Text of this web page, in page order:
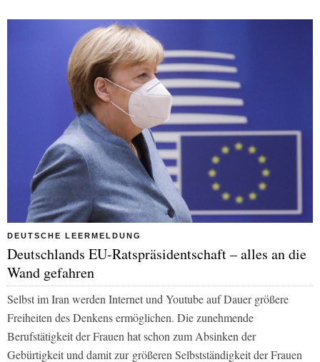
DEUTSCHE LEERMELDUNG
Deutschlands EU-Ratspräsidentschaft – alles an die
Wand gefahren
Selbst im Iran werden Internet und Youtube auf Dauer größere
Freiheiten des Denkens ermöglichen. Die zunehmende
Berufstätigkeit der Frauen hat schon zum Absinken der
Gebürtigkeit und damit zur größeren Selbstständigkeit der Frauen